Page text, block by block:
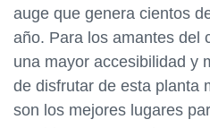
auge que genera cientos
año. Para los amantes del
una mayor accesibilidad y
de disfrutar de esta planta
son los mejores lugares